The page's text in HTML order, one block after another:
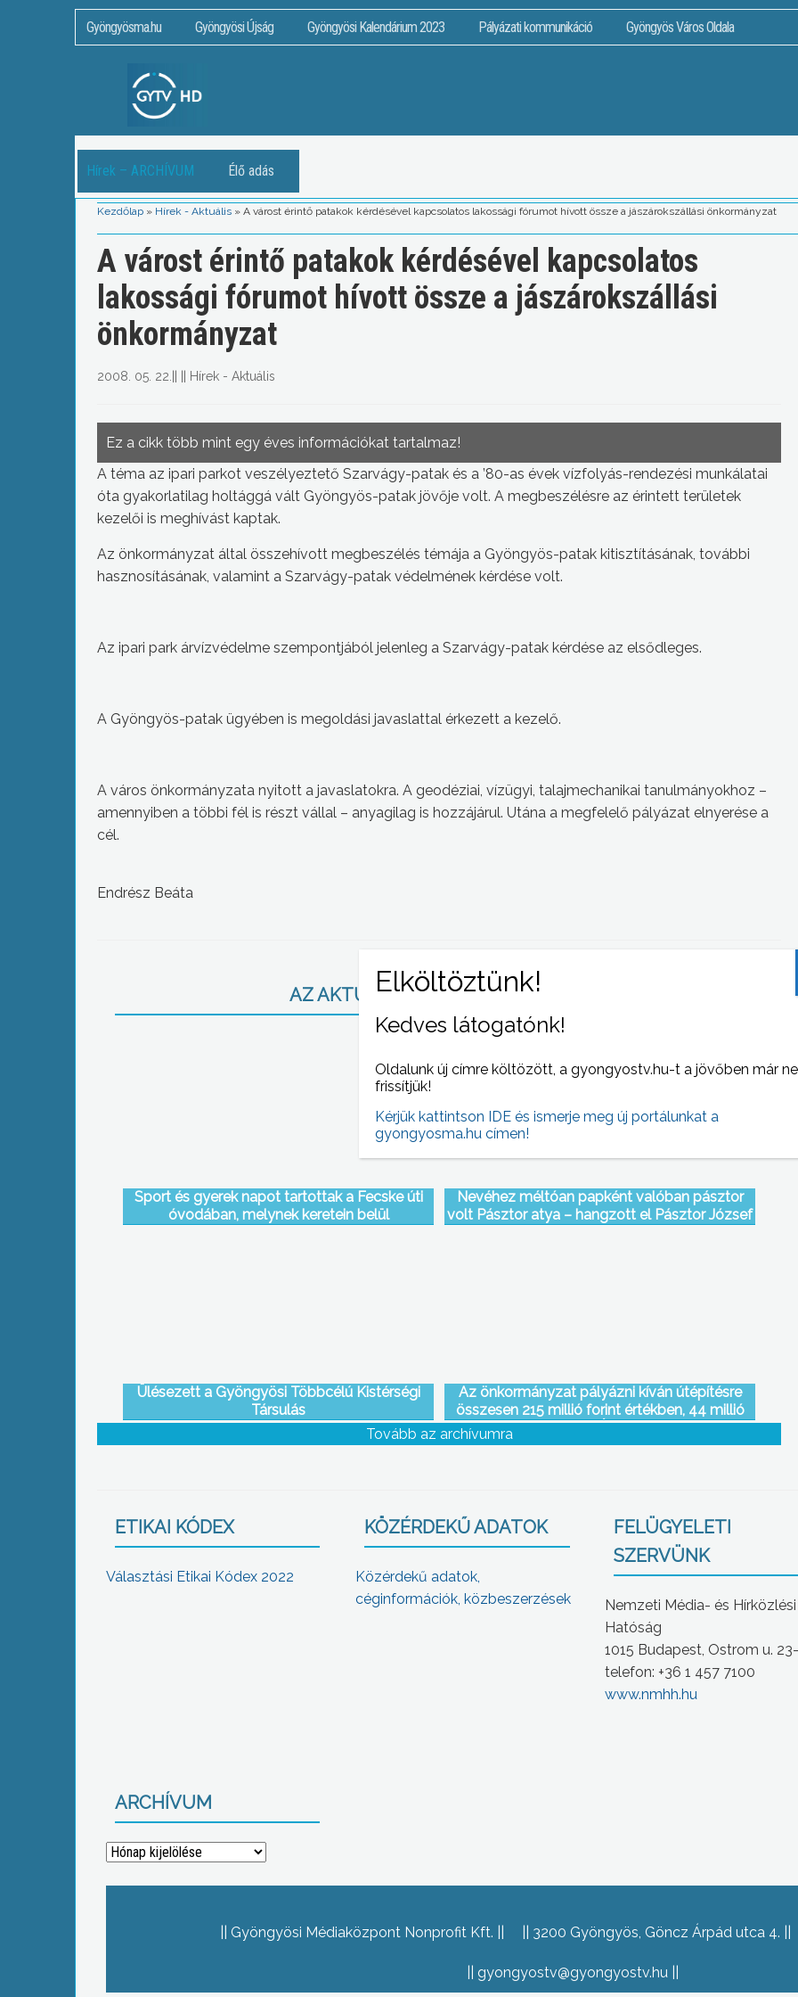
Gyöngyösma.hu Gyöngyösi Újság Gyöngyösi Kalendárium 2023 Pályázati kommunikáció Gyöngyös Város Oldala
Hírek – ARCHÍVUM Élő adás
Kezdőlap » Hírek - Aktuális » A várost érintő patakok kérdésével kapcsolatos lakossági fórumot hívott össze a jászárokszállási önkormányzat
A várost érintő patakok kérdésével kapcsolatos
lakossági fórumot hívott össze a jászárokszállási
önkormányzat
2008. 05. 22. Hírek - Aktuális
Ez a cikk több mint egy éves információkat tartalmaz!
A téma az ipari parkot veszélyeztető Szarvágy-patak és a ’80-as évek vízfolyás-rendezési munkálatai
óta gyakorlatilag holtággá vált Gyöngyös-patak jövője volt. A megbeszélésre az érintett területek
kezelői is meghívást kaptak.
Az önkormányzat által összehívott megbeszélés témája a Gyöngyös-patak kitisztításának, további
hasznosításának, valamint a Szarvágy-patak védelmének kérdése volt.
Az ipari park árvízvédelme szempontjából jelenleg a Szarvágy-patak kérdése az elsődleges.
A Gyöngyös-patak ügyében is megoldási javaslattal érkezett a kezelő.
A város önkormányzata nyitott a javaslatokra. A geodéziai, vízügyi, talajmechanikai tanulmányokhoz –
amennyiben a többi fél is részt vállal – anyagilag is hozzájárul. Utána a megfelelő pályázat elnyerése a
cél.
Endrész Beáta
AZ AKTUÁLIS NAPI HÍREI
Sport és gyerek napot tartottak a Fecske úti
óvodában, melynek keretein belül
Nevéhez méltóan papként valóban pásztor
volt Pásztor atya – hangzott el Pásztor József
Ülésezett a Gyöngyösi Többcélú Kistérségi
Társulás
Az önkormányzat pályázni kíván útépítésre
összesen 215 millió forint értékben, 44 millió
forintnyi önerővel az Észak-Magyarországi
Regionális Operatív Programnál
Tovább az archívumra
ETIKAI KÓDEX
Választási Etikai Kódex 2022
KÖZÉRDEKŰ ADATOK
Közérdekű adatok,
céginformációk, közbeszerzések
FELÜGYELETI
SZERVÜNK
Nemzeti Média- és Hírközlési
Hatóság
1015 Budapest, Ostrom u.
telefon: +36 1 457 7100
www.nmhh.hu
ARCHÍVUM
Archívum
Gyöngyösi Médiaközpont Nonprofit Kft. 3200 Gyöngyös, Göncz Árpád utca 4.
gyongyostv@gyongyostv.hu
Kedves látogatónk!
Oldalunk új címre költözött, a gyongyostv.hu-t a jövőben már
frissítjük!
Kérjük kattintson IDE és ismerje meg új portálunkat a
gyongyosma.hu címen!